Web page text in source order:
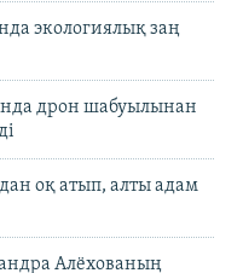
экологиялық заң
дрон шабуылынан
оқ атып, алты адам
Алёхованың